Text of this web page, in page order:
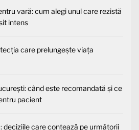
vară: cum alegi unul care rezistă
intens
care prelungește viața
când este recomandată și ce
pacient
deciziile care contează pe următorii